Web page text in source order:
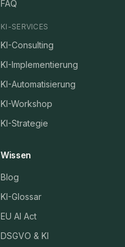
FAQ
KI-SERVICES
KI-Consulting
KI-Implementierung
KI-Automatisierung
KI-Workshop
KI-Strategie
Wissen
Blog
KI-Glossar
EU AI Act
DSGVO & KI